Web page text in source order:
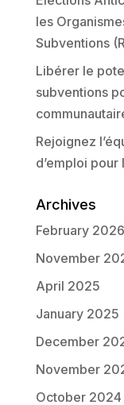
les
Subventions
Libérer le
subventions
Rejoignez
d’emploi pour
Archives
February 2026
November
April 2025
January 2025
December
November
October 2024